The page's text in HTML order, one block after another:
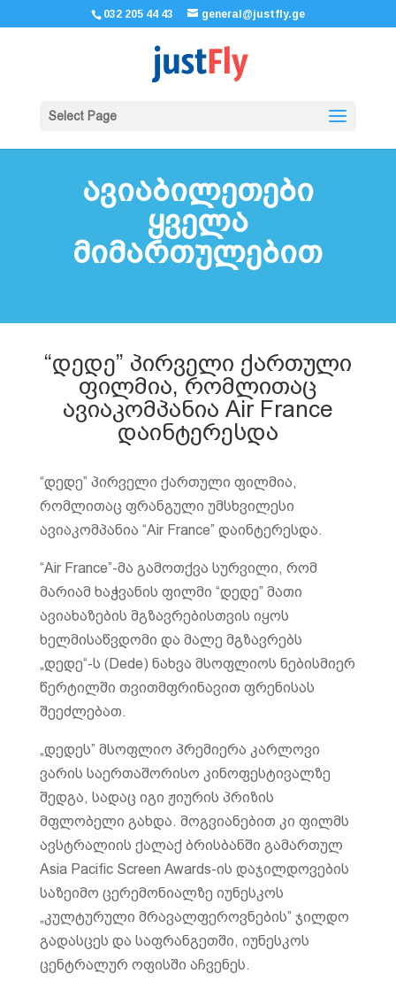
032 205 44 43 general@justfly.ge
Select Page
ავიაბილეთები
ყველა
მიმართულებით
“დედე” პირველი ქართული
ფილმია, რომლითაც
ავიაკომპანია Air France
დაინტერესდა
“დედე” პირველი ქართული ფილმია,
რომლითაც ფრანგული უმსხვილესი
ავიაკომპანია “Air France” დაინტერესდა.
“Air France”-მა გამოთქვა სურვილი, რომ
მარიამ ხაჭვანის ფილმი “დედე” მათი
ავიახაზების მგზავრებისთვის იყოს
ხელმისაწვდომი და მალე მგზავრებს
„დედე“-ს (Dede) ნახვა მსოფლიოს ნებისმიერ
წერტილში თვითმფრინავით ფრენისას
შეეძლებათ.
„დედეს” მსოფლიო პრემიერა კარლოვი
ვარის საერთაშორისო კინოფესტივალზე
შედგა, სადაც იგი ჟიურის პრიზის
მფლობელი გახდა. მოგვიანებით კი ფილმს
ავსტრალიის ქალაქ ბრისბანში გამართულ
Asia Pacific Screen Awards-ის დაჯილდოვების
საზეიმო ცერემონიალზე იუნესკოს
„კულტურული მრავალფეროვნების” ჯილდო
გადასცეს და საფრანგეთში, იუნესკოს
ცენტრალურ ოფისში აჩვენეს.